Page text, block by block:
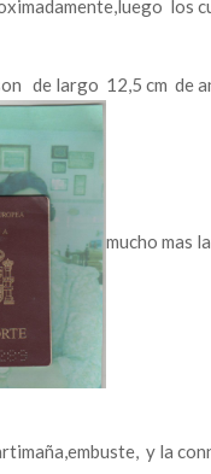
los
de largo 12,5 cm de
mucho mas
y la